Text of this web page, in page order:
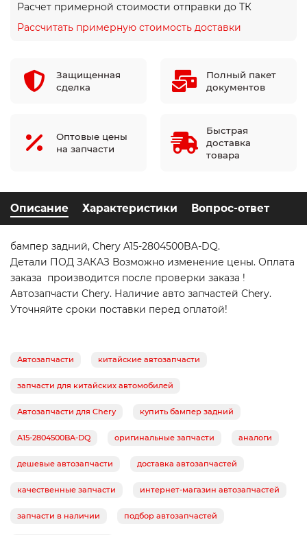
Расчет примерной стоимости отправки до ТК
Рассчитать примерную стоимость доставки
Защищенная
сделка
Полный пакет
документов
Оптовые цены
на запчасти
Быстрая
доставка
товара
Описание Характеристики Вопрос-ответ
бампер задний, Chery A15-2804500BA-DQ.
Детали ПОД ЗАКАЗ Возможно изменение цены. Оплата
заказа производится после проверки заказа !
Автозапчасти Chery. Наличие авто запчастей Chery.
Уточняйте сроки поставки перед оплатой!
Автозапчасти китайские автозапчасти
запчасти для китайских автомобилей
Автозапчасти для Chery купить бампер задний
A15-2804500BA-DQ оригинальные запчасти аналоги
дешевые автозапчасти доставка автозапчастей
качественные запчасти интернет-магазин автозапчастей
запчасти в наличии подбор автозапчастей